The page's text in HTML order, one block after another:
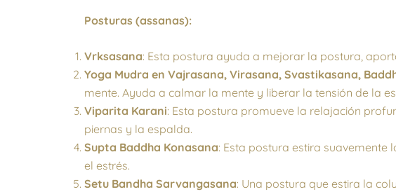
Posturas (assanas):
Vrksasana: Esta postura ayuda a mejorar la postura,
Yoga Mudra en Vajrasana, Virasana, Svastikasana,
mente. Ayuda a calmar la mente y liberar la tensión de la
Viparita Karani: Esta postura promueve la relajación
piernas y la espalda.
Supta Baddha Konasana: Esta postura estira suavemente
el estrés.
Setu Bandha Sarvangasana: Una postura que estira la